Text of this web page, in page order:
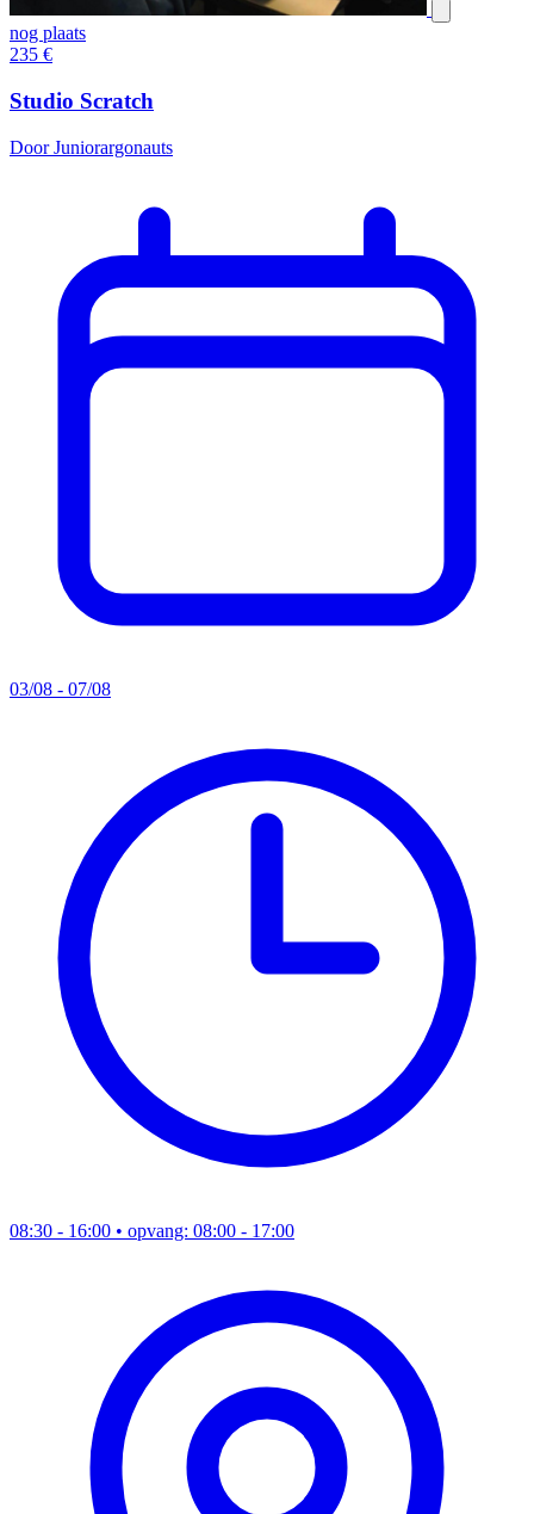
nog plaats
235 €
Studio Scratch
Door Juniorargonauts
03/08 - 07/08
08:30 - 16:00 • opvang: 08:00 - 17:00